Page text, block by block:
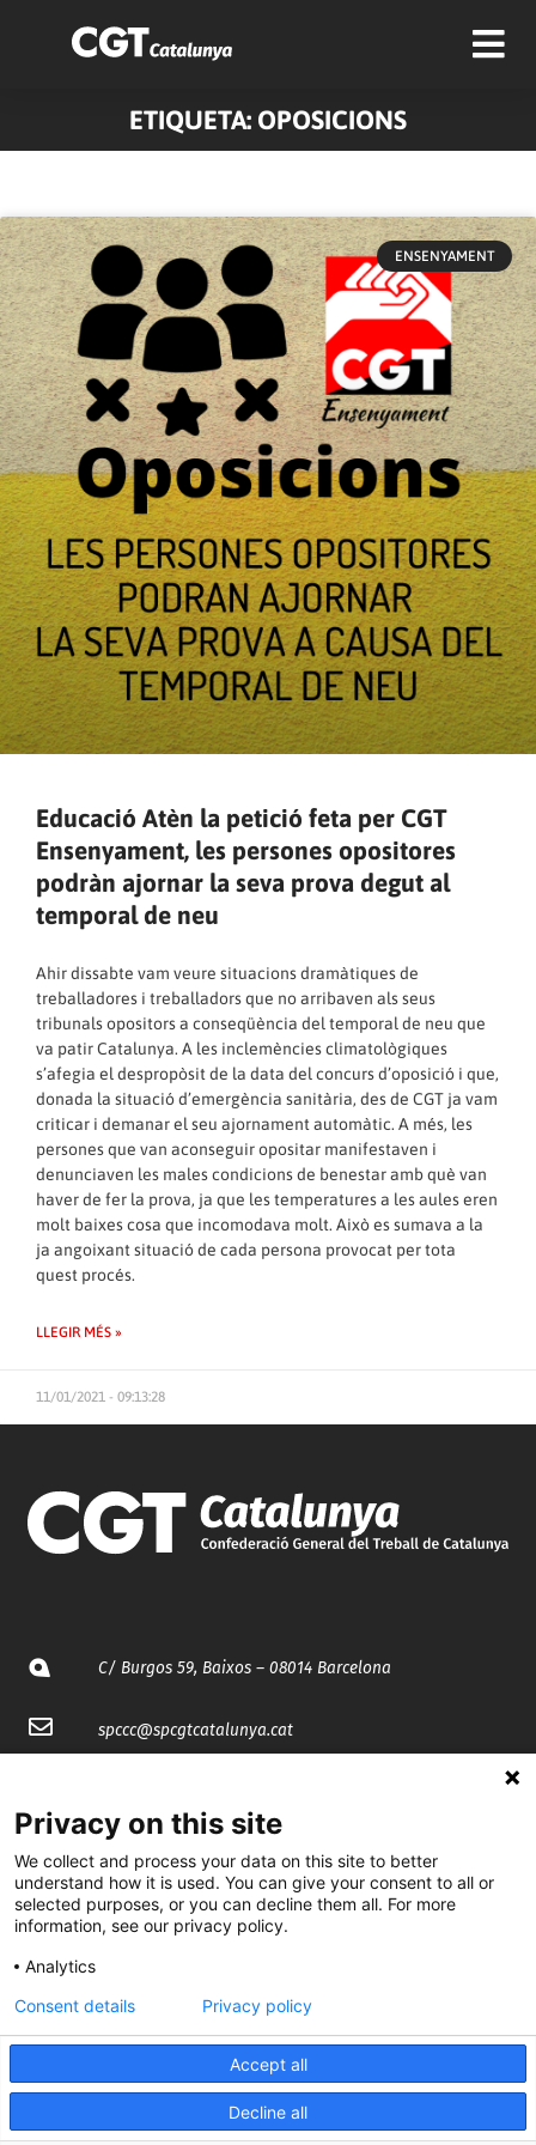
ETIQUETA: OPOSICIONS
ENSENYAMENT
Educació Atèn la petició feta per CGT
Ensenyament, les persones opositores
podràn ajornar la seva prova degut al
temporal de neu
Ahir dissabte vam veure situacions dramàtiques de
treballadores i treballadors que no arribaven als seus
tribunals opositors a conseqüència del temporal de neu que
va patir Catalunya. A les inclemències climatològiques
s’afegia el despropòsit de la data del concurs d’oposició i que,
donada la situació d’emergència sanitària, des de CGT ja vam
criticar i demanar el seu ajornament automàtic. A més, les
persones que van aconseguir opositar manifestaven i
denunciaven les males condicions de benestar amb què van
haver de fer la prova, ja que les temperatures a les aules eren
molt baixes cosa que incomodava molt. Això es sumava a la
ja angoixant situació de cada persona provocat per tota
quest procés.
LLEGIR MÉS »
11/01/2021 - 09:13:28
C/ Burgos 59, Baixos – 08014 Barcelona
spccc@spcgtcatalunya.cat
@CGTCatalunya
cgtcatalunya
cgtcatalunya
Desenvolupat per
Privacy on this site
We collect and process your data on this site to better
understand how it is used. You can give your consent to all or
selected purposes, or you can decline them all. For more
information, see our privacy policy.
Analytics
Accept all
Decline all
Consent details Privacy policy